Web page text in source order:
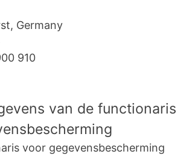
Germany
910
van de functionaris
voor gegevensbescherming